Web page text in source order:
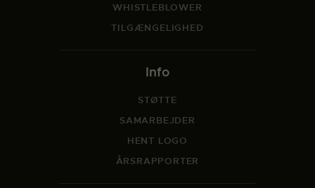
WHISTLEBLOWER
TILGÆNGELIGHED
Info
STØTTE
SAMARBEJDER
HENT LOGO
ÅRSRAPPORTER